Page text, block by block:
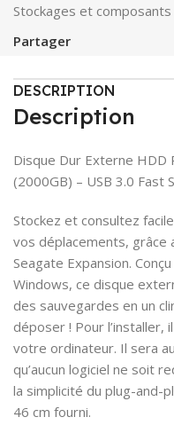
Stockages et composants
Partager
DESCRIPTION
Description
Disque Dur Externe HDD
(2000GB) – USB 3.0 Fast
Stockez et consultez
vos déplacements, grâce
Seagate Expansion.
Windows, ce disque
des sauvegardes en un
déposer ! Pour l’installer,
votre ordinateur. Il sera
qu’aucun logiciel ne soit
la simplicité du plug-and-
46 cm fourni.